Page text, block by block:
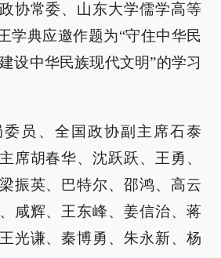
协常委、山东大学儒学高等
学典应邀作题为“守住中华民
建设中华民族现代文明”的学习
员、全国政协副主席石泰
席胡春华、沈跃跃、王勇、
振英、巴特尔、邵鸿、高云
咸辉、王东峰、姜信治、蒋
光谦、秦博勇、朱永新、杨